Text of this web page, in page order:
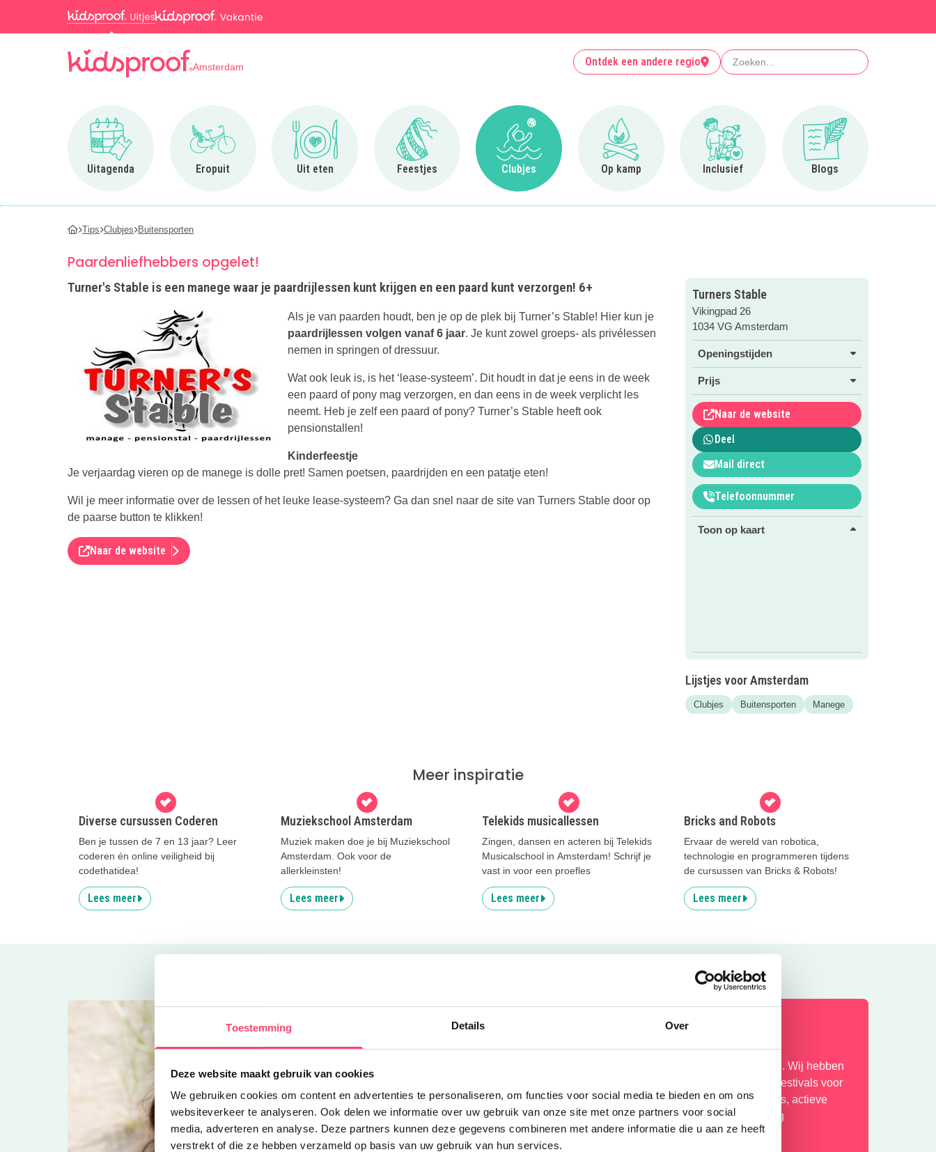
Toestemming Details Over
Deze website maakt gebruik van cookies
We gebruiken cookies om content en advertenties te personaliseren, om functies voor social media te bieden en om ons
websiteverkeer te analyseren. Ook delen we informatie over uw gebruik van onze site met onze partners voor social
media, adverteren en analyse. Deze partners kunnen deze gegevens combineren met andere informatie die u aan ze heeft
verstrekt of die ze hebben verzameld op basis van uw gebruik van hun services.
Amsterdam Ontdek een andere regio Zoeken
Uitagenda
Ga naar Uitagenda
Eropuit
Ga naar Eropuit
Uit eten
Ga naar Uit eten
Feestjes
Ga naar Feestjes
Clubjes
Ga naar Clubjes
Op kamp
Ga naar Op kamp
Inclusief
Ga naar Inclusief
Blogs
Ga naar Blogs
Tips Clubjes Buitensporten
Paardenliefhebbers opgelet!
Turner's Stable is een manege waar je paardrijlessen kunt krijgen en een paard kunt verzorgen! 6+
Als je van paarden houdt, ben je op de plek bij Turner’s Stable! Hier kun je
paardrijlessen volgen vanaf 6 jaar. Je kunt zowel groeps- als privélessen
nemen in springen of dressuur.
Wat ook leuk is, is het ‘lease-systeem’. Dit houdt in dat je eens in de week
een paard of pony mag verzorgen, en dan eens in de week verplicht les
neemt. Heb je zelf een paard of pony? Turner’s Stable heeft ook
pensionstallen!
Kinderfeestje
Je verjaardag vieren op de manege is dolle pret! Samen poetsen, paardrijden en een patatje eten!
Wil je meer informatie over de lessen of het leuke lease-systeem? Ga dan snel naar de site van Turners Stable door op
de paarse button te klikken!
Naar de website
Turners Stable
Vikingpad 26
1034 VG Amsterdam
Openingstijden
Prijs
Naar de website
Deel
Mail direct
Telefoonnummer
Toon op kaart
Lijstjes voor Amsterdam
Clubjes Buitensporten Manege
Meer inspiratie
Diverse cursussen Coderen
Ben je tussen de 7 en 13 jaar? Leer
coderen én online veiligheid bij
codethatidea!
Lees meer
Muziekschool Amsterdam
Muziek maken doe je bij Muziekschool
Amsterdam. Ook voor de
allerkleinsten!
Lees meer
Telekids musicallessen
Zingen, dansen en acteren bij Telekids
Musicalschool in Amsterdam! Schrijf je
vast in voor een proefles
Lees meer
Bricks and Robots
Ervaar de wereld van robotica,
technologie en programmeren tijdens
de cursussen van Bricks & Robots!
Lees meer
Yihaa, zomervakantie!
Lekker de tijd om er op uit te gaan. Wij hebben
de leukste uitjes verzameld. Van festivals voor
het hele gezin, tot toffe buitenuitjes, actieve
uitjes en musea met een geweldig
familieprogramma! Fijne zomer!